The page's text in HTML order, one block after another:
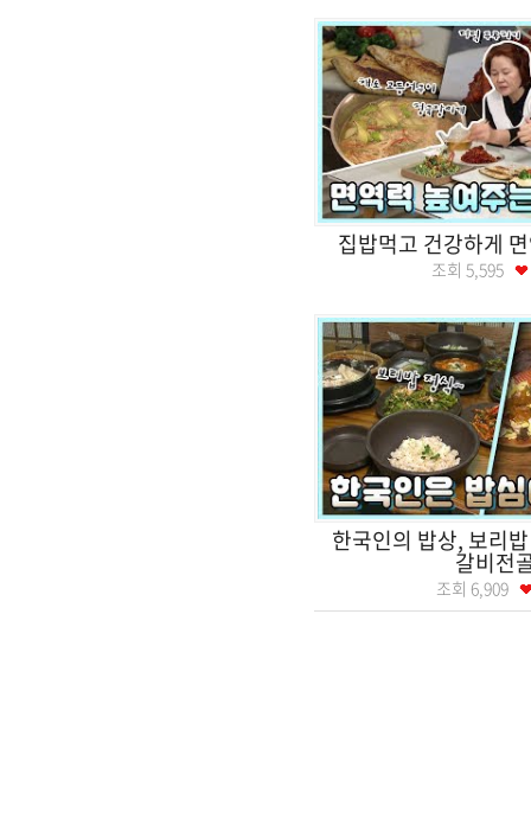
집밥먹고 건강하게
조회 5,595
한국인의 밥상, 보리
갈비전
조회 6,909